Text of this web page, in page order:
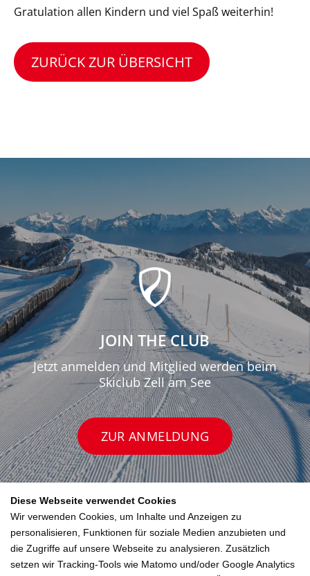
Diese Webseite verwendet Cookies
Wir verwenden Cookies, um Inhalte und Anzeigen zu
personalisieren, Funktionen für soziale Medien anzubieten und
die Zugriffe auf unsere Webseite zu analysieren. Zusätzlich
setzen wir Tracking-Tools wie Matomo und/oder Google Analytics
Gratulation allen Kindern und viel Spaß weiterhin!
ZURÜCK ZUR ÜBERSICHT
JOIN THE CLUB
Jetzt anmelden und Mitglied werden beim
Skiclub Zell am See
ZUR ANMELDUNG